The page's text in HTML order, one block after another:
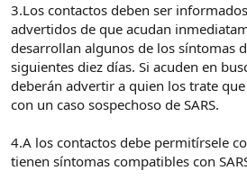
3.Los contactos deben ser
advertidos de que acudan
desarrollan algunos de los síntomas
siguientes diez días. Si acuden en
deberán advertir a quien los trate
con un caso sospechoso de SARS.
4.A los contactos debe permitírsele
tienen síntomas compatibles con